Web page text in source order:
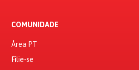
COMUNIDADE
Área PT
Filie-se